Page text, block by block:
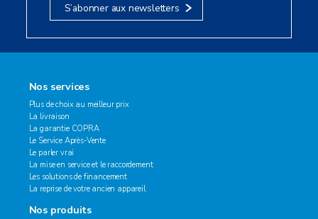
S’abonner aux newsletters
Nos services
Plus de choix au meilleur prix
La livraison
La garantie COPRA
Le Service Après-Vente
Le parler vrai
La mise en service et le raccordement
Les solutions de financement
La reprise de votre ancien appareil
Nos produits